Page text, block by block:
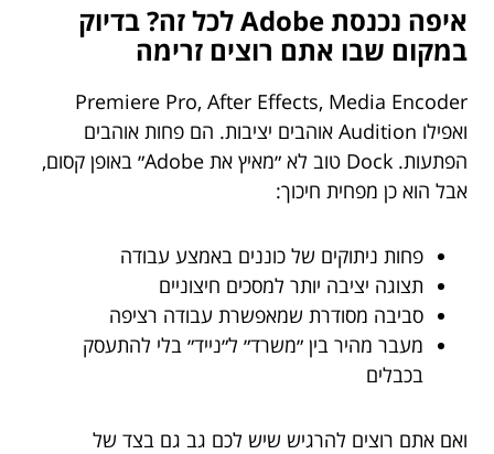
איפה נכנסת Adobe לכל זה? בדיוק
במקום שבו אתם רוצים זרימה
Premiere Pro, After Effects, Media Encoder
ואפילו Audition אוהבים יציבות. הם פחות אוהבים
הפתעות. Dock טוב לא ״מאיץ את Adobe״ באופן קסום,
אבל הוא כן מפחית חיכוך:
פחות ניתוקים של כוננים באמצע עבודה
תצוגה יציבה יותר למסכים חיצוניים
סביבה מסודרת שמאפשרת עבודה רציפה
מעבר מהיר בין ״משרד״ ל״נייד״ בלי להתעסק
בכבלים
ואם אתם רוצים להרגיש שיש לכם גב גם בצד של